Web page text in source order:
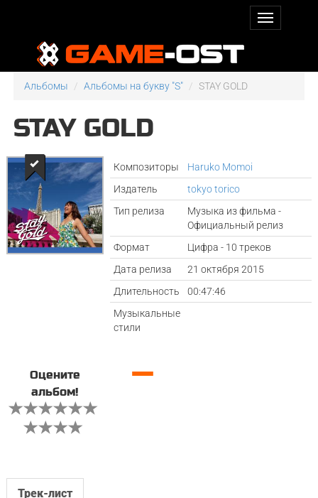
Альбомы Альбомы на букву "S" STAY GOLD
STAY GOLD
Композиторы
Haruko Momoi
Издатель
tokyo torico
Тип релиза
Музыка из фильма -
Официальный релиз
Формат
Цифра - 10 треков
Дата релиза
21 октября 2015
Длительность
00:47:46
Музыкальные
стили
Оцените
альбом!
—
Трек-лист